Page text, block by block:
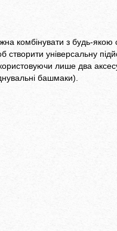
комбінувати з будь-якою
створити універсальну
лише два
башмаки).